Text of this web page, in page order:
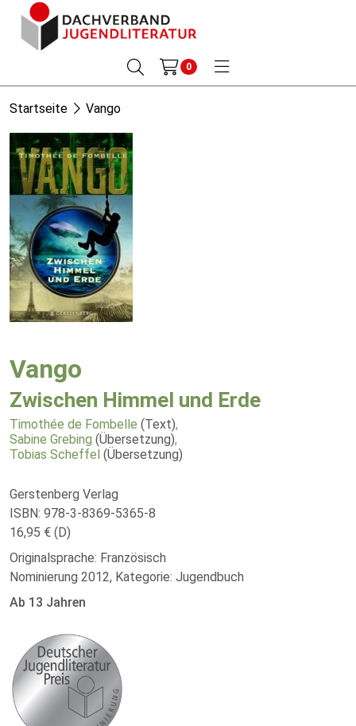
0
Startseite Vango
Vango
Zwischen Himmel und Erde
Timothée de Fombelle (Text),
Sabine Grebing (Übersetzung),
Tobias Scheffel (Übersetzung)
Gerstenberg Verlag
ISBN: 978-3-8369-5365-8
16,95 € (D)
Originalsprache: Französisch
Nominierung 2012, Kategorie: Jugendbuch
Ab 13 Jahren